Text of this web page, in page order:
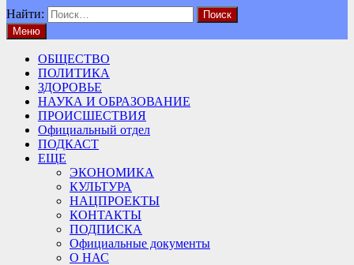
Найти:
Меню
ОБЩЕСТВО
ПОЛИТИКА
ЗДОРОВЬЕ
НАУКА И ОБРАЗОВАНИЕ
ПРОИСШЕСТВИЯ
Официальный отдел
ПОДКАСТ
ЕЩЕ
ЭКОНОМИКА
КУЛЬТУРА
НАЦПРОЕКТЫ
КОНТАКТЫ
ПОДПИСКА
Официальные документы
О НАС